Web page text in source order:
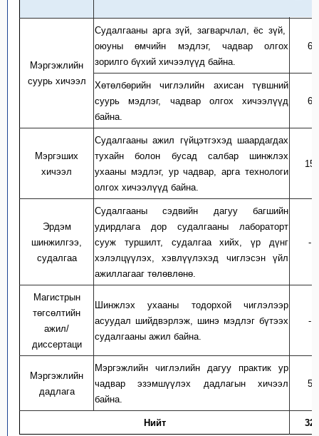
Мэргэжлийн
суурь хичээл
Судалгааны арга зүй, загварчлал, ёс зүй,
оюуны өмчийн мэдлэг, чадвар олгох
зорилго бүхий хичээлүүд байна.
6
Хөтөлбөрийн
чиглэлийн ахисан түвшний
суурь мэдлэг, чадвар олгох хичээлүүд
байна.
6
Мэргэших
хичээл
Судалгааны ажил гүйцэтгэхэд шаардагдах
тухайн болон бусад салбар шинжлэх
ухааны мэдлэг, ур чадвар, арга технологи
олгох хичээлүүд байна.
15
Эрдэм
шинжилгээ,
судалгаа
Судалгааны сэдвийн дагуу багшийн
удирдлага дор судалгааны лабораторт
сууж туршилт, судалгаа хийх, үр дүнг
хэлэлцүүлэх, хэвлүүлэхэд чиглэсэн үйл
ажиллагааг төлөвлөнө.
-
Магистрын
төгсөлтийн
ажил/
диссертаци
Шинжлэх ухааны тодорхой чиглэлээр
асуудал шийдвэрлэж, шинэ мэдлэг бүтээх
судалгааны ажилбайна.
-
Мэргэжлийн
дадлага
Мэргэжлийн чиглэлийн дагуу практик ур
чадвар эзэмшүүлэх дадлагын хичээл
байна.
5
Нийт
32